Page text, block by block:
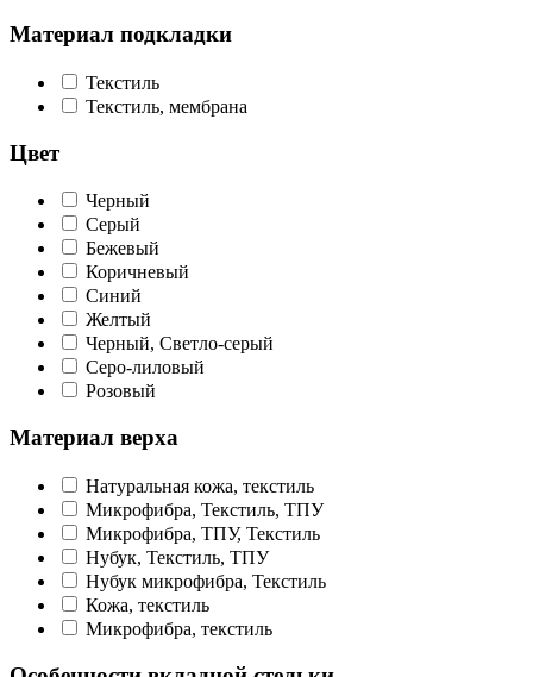
Материал подкладки
Текстиль
Текстиль, мембрана
Цвет
Черный
Серый
Бежевый
Коричневый
Синий
Желтый
Черный, Светло-серый
Серо-лиловый
Розовый
Материал верха
Натуральная кожа, текстиль
Микрофибра, Текстиль, ТПУ
Микрофибра, ТПУ, Текстиль
Нубук, Текстиль, ТПУ
Нубук микрофибра, Текстиль
Кожа, текстиль
Микрофибра, текстиль